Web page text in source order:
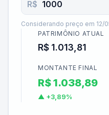
R$
Considerando preço em 12/
PATRIMÔNIO ATUAL
R$ 1.013,81
MONTANTE FINAL
R$ 1.038,89
▲ +3,89%